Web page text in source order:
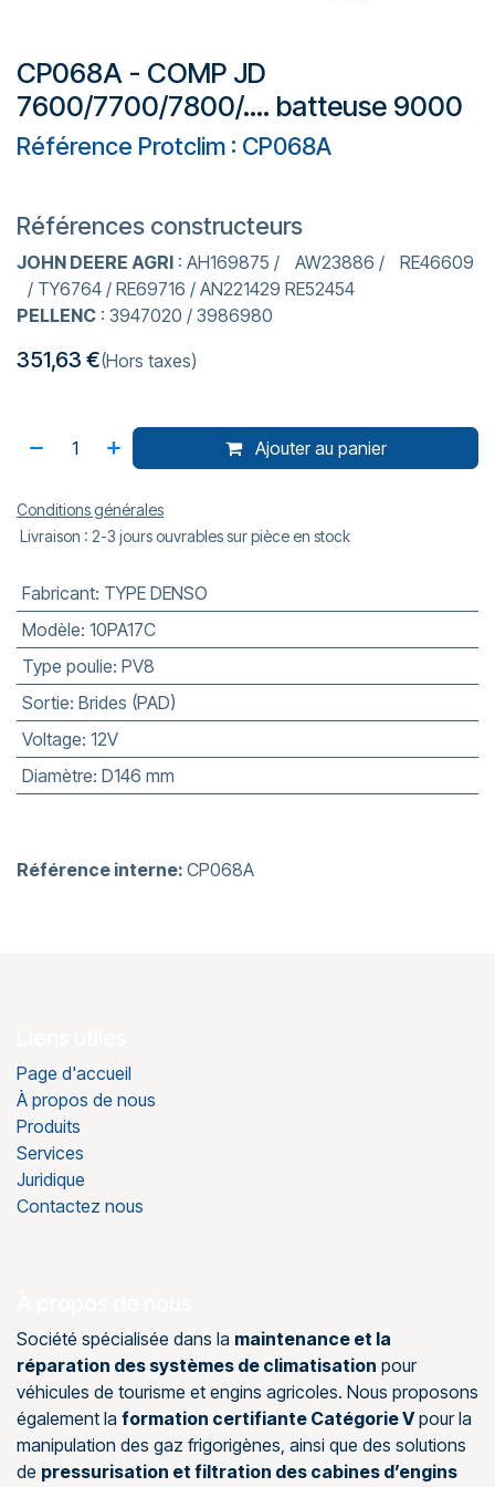
CP068A - COMP JD
7600/7700/7800/.... batteuse 9000
Référence Protclim : CP068A
Références constructeurs
JOHN DEERE AGRI : AH169875 / AW23886 / RE46609
/ TY6764 / RE69716 / AN221429 RE52454
PELLENC : 3947020 / 3986980
351,63 €(Hors taxes)
Ajouter au panier
Conditions générales
Livraison : 2-3 jours ouvrables sur pièce en stock
Fabricant: TYPE DENSO
Modèle: 10PA17C
Type poulie: PV8
Sortie: Brides (PAD)
Voltage: 12V
Diamètre: D146 mm
Référence interne: CP068A
Page d'accueil
À propos de nous
Produits
Services
Juridique
Contactez nous
Société spécialisée dans la maintenance et la
réparation des systèmes de climatisation pour
véhicules de tourisme et engins agricoles. Nous proposons
également la formation certifiante Catégorie Vpour la
manipulation des gaz frigorigènes, ainsi que des solutions
de pressurisation et filtration des cabines d’engins